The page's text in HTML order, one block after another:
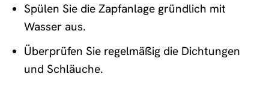
Spülen Sie die Zapfanlage gründlich mit
Wasser aus.
Überprüfen Sie regelmäßig die Dichtungen
und Schläuche.